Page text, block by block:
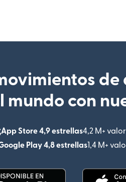
de
mundo con
App Store 4,9 estrellas4,2 M+
Play 4,8 estrellas1,4 M+